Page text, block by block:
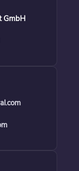
GmbH